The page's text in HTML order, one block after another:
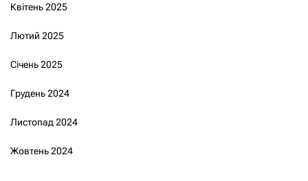
Квітень 2025
Лютий 2025
Січень 2025
Грудень 2024
Листопад 2024
Жовтень 2024